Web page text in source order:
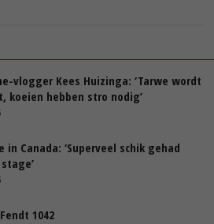
vlogger Kees Huizinga: ‘Tarwe wordt
koeien hebben stro nodig’
in Canada: ‘Superveel schik gehad
1042